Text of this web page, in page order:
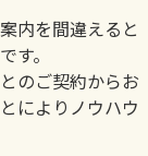
内を間違えると
す。
のご契約からお
によりノウハウ